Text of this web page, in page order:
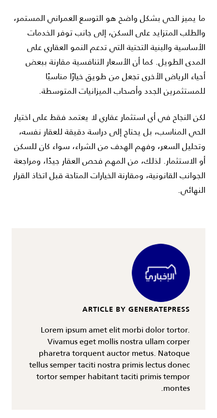
ما يميز الحي بشكل واضح هو التوسع العمراني المستمر،
والطلب المتزايد على السكن، إلى جانب توفر الخدمات
الأساسية والبنية التحتية التي تدعم النمو العقاري على
المدى الطويل. كما أن الأسعار التنافسية مقارنة ببعض
أحياء الرياض الأخرى تجعل من طويق خيارًا مناسبًا
للمستثمرين الجدد وأصحاب الميزانيات المتوسطة.
لكن النجاح في أي استثمار عقاري لا يعتمد فقط على اختيار
الحي المناسب، بل يحتاج إلى دراسة دقيقة للعقار نفسه،
وتحليل السعر، وفهم الهدف من الشراء، سواء كان للسكن
أو الاستثمار. لذلك، من المهم فحص العقار جيدًا، ومراجعة
الجوانب القانونية، ومقارنة الخيارات المتاحة قبل اتخاذ القرار
النهائي.
ARTICLE BY GENERATEPRESS
Lorem ipsum amet elit morbi dolor tortor.
Vivamus eget mollis nostra ullam corper
pharetra torquent auctor metus. Natoque
tellus semper taciti nostra primis lectus donec
tortor semper habitant taciti primis tempor
montes.